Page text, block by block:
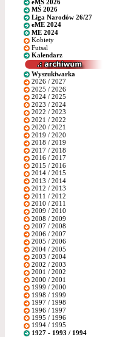
eMŚ 2026
MŚ 2026
Liga Narodów 26/27
eME 2024
ME 2024
Kobiety
Futsal
Kalendarz
Wyszukiwarka
2026 / 2027
2025 / 2026
2024 / 2025
2023 / 2024
2022 / 2023
2021 / 2022
2020 / 2021
2019 / 2020
2018 / 2019
2017 / 2018
2016 / 2017
2015 / 2016
2014 / 2015
2013 / 2014
2012 / 2013
2011 / 2012
2010 / 2011
2009 / 2010
2008 / 2009
2007 / 2008
2006 / 2007
2005 / 2006
2004 / 2005
2003 / 2004
2002 / 2003
2001 / 2002
2000 / 2001
1999 / 2000
1998 / 1999
1997 / 1998
1996 / 1997
1995 / 1996
1994 / 1995
1927 - 1993 / 1994